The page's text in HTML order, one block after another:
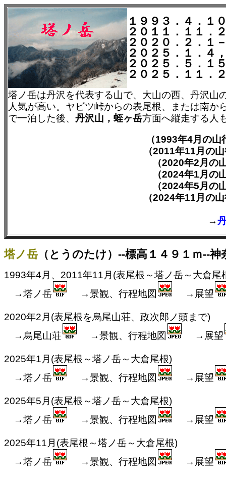
１９９３．４．１
２０１１．１１．
２０２０．２．１
２０２５．１．４
２０２５．５．１
２０２５．１１．
塔ノ岳は丹沢を代表する山で、大山の西、丹沢
人気が高い。ヤビツ峠からの表尾根、または南
で一泊した後、丹沢山，蛭ヶ岳方面へ縦走する人
（1993年4月の
（2011年11月の
（2020年2月
（2024年1月
（2024年5月
（2024年11月の
→
塔ノ岳 （とうのたけ）--標高１４９１ｍ--神
1993年4月、2011年11月(表尾根～塔ノ岳～大倉尾
→塔ノ岳
→景観、行程地図 →展望
2020年2月(表尾根を烏尾山荘、政次郎ノ頭まで)
→烏尾山荘
→景観、行程地図 →展望
2025年1月(表尾根～塔ノ岳～大倉尾根)
→塔ノ岳
→景観、行程地図 →展望
2025年5月(表尾根～塔ノ岳～大倉尾根)
→塔ノ岳
→景観、行程地図 →展望
2025年11月(表尾根～塔ノ岳～大倉尾根)
→塔ノ岳
→景観、行程地図 →展望